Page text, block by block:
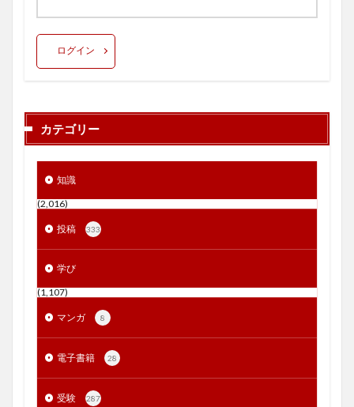
ログイン
カテゴリー
知識
(2,016)
投稿 333
学び
(1,107)
マンガ 8
電子書籍 28
受験 287